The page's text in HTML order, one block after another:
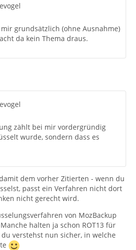
grundsätzlich (ohne Ausnahme)
da kein Thema draus.
zählt bei mir vordergründig
wurde, sondern dass es
dem vorher Zitierten - wenn du
passt ein Verfahren nicht dort
nicht gerecht wird.
von MozBackup
halten ja schon ROT13 für
verstehst nun sicher, in welche